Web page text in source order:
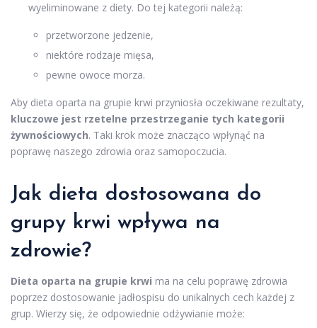
wyeliminowane z diety. Do tej kategorii należą:
przetworzone jedzenie,
niektóre rodzaje mięsa,
pewne owoce morza.
Aby dieta oparta na grupie krwi przyniosła oczekiwane rezultaty,
kluczowe jest rzetelne przestrzeganie tych kategorii
żywnościowych. Taki krok może znacząco wpłynąć na
poprawę naszego zdrowia oraz samopoczucia.
Jak dieta dostosowana do
grupy krwi wpływa na
zdrowie?
Dieta oparta na grupie krwi ma na celu poprawę zdrowia
poprzez dostosowanie jadłospisu do unikalnych cech każdej z
grup. Wierzy się, że odpowiednie odżywianie może: